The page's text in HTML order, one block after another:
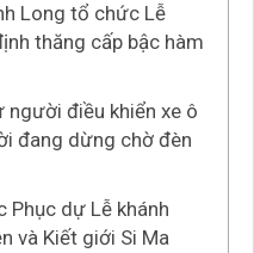
Long tổ chức Lễ
thăng cấp bậc hàm
người điều khiển xe ô
đang dừng chờ đèn
Phục dự Lễ khánh
và Kiết giới Si Ma